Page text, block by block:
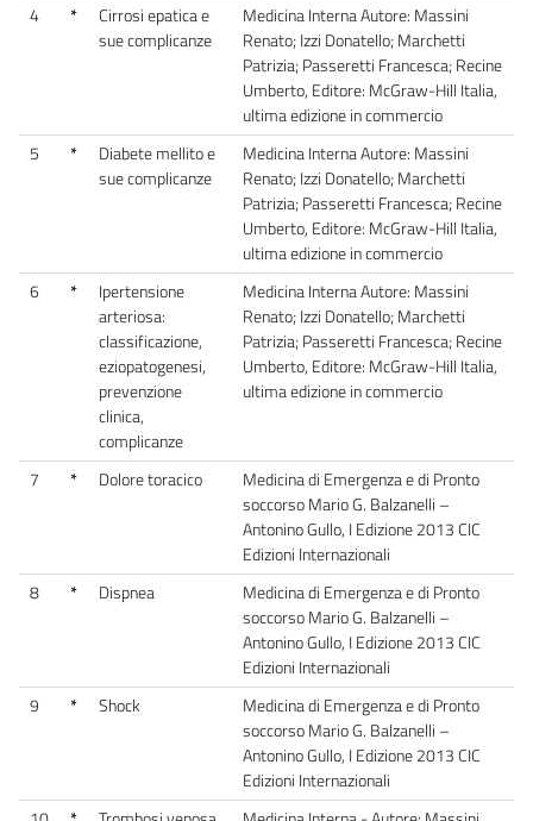
4
*
Cirrosi epatica e
sue complicanze
Medicina Interna Autore: Massini
Renato; Izzi Donatello; Marchetti
Patrizia; Passeretti Francesca; Recine
Umberto, Editore: McGraw-Hill Italia,
ultima edizione in commercio
5
*
Diabete mellito e
sue complicanze
Medicina Interna Autore: Massini
Renato; Izzi Donatello; Marchetti
Patrizia; Passeretti Francesca; Recine
Umberto, Editore: McGraw-Hill Italia,
ultima edizione in commercio
6
*
Ipertensione
arteriosa:
classificazione,
eziopatogenesi,
prevenzione
clinica,
complicanze
Medicina Interna Autore: Massini
Renato; Izzi Donatello; Marchetti
Patrizia; Passeretti Francesca; Recine
Umberto, Editore: McGraw-Hill Italia,
ultima edizione in commercio
7 * Dolore toracico
Medicina di Emergenza e di Pronto
soccorso Mario G. Balzanelli –
Antonino Gullo, I Edizione 2013 CIC
Edizioni Internazionali
8
* Dispnea
Medicina di Emergenza e di Pronto
soccorso Mario G. Balzanelli –
Antonino Gullo, I Edizione 2013 CIC
Edizioni Internazionali
9
* Shock
Medicina di Emergenza e di Pronto
soccorso Mario G. Balzanelli –
Antonino Gullo, I Edizione 2013 CIC
Edizioni Internazionali